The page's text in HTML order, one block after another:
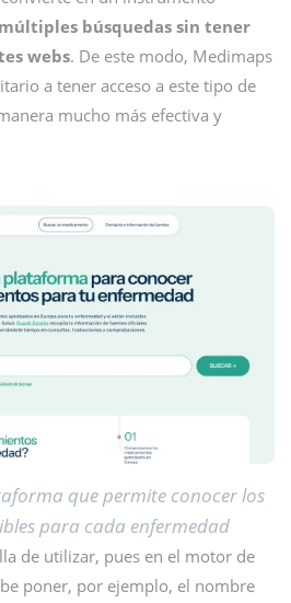
búsquedas sin tener
webs. De este modo, Medimaps
a tener acceso a este tipo de
mucho más efectiva y
que permite conocer los
para cada enfermedad
de utilizar, pues en el motor de
poner, por ejemplo, el nombre